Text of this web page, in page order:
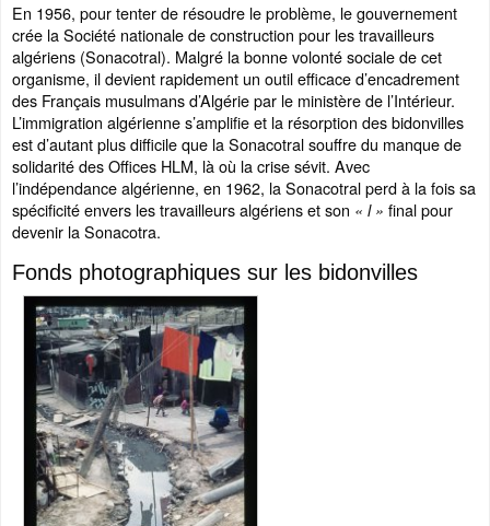
En 1956, pour tenter de résoudre le problème, le gouvernement
crée la Société nationale de construction pour les travailleurs
algériens (Sonacotral). Malgré la bonne volonté sociale de cet
organisme, il devient rapidement un outil efficace d’encadrement
des Français musulmans d’Algérie par le ministère de l’Intérieur.
L’immigration algérienne s’amplifie et la résorption des bidonvilles
est d’autant plus difficile que la Sonacotral souffre du manque de
solidarité des Offices HLM, là où la crise sévit. Avec
l’indépendance algérienne, en 1962, la Sonacotral perd à la fois sa
spécificité envers les travailleurs algériens et son « l » final pour
devenir la Sonacotra.
Fonds photographiques sur les bidonvilles